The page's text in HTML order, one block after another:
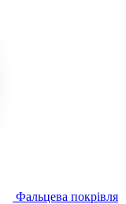
Фальцева покрівля